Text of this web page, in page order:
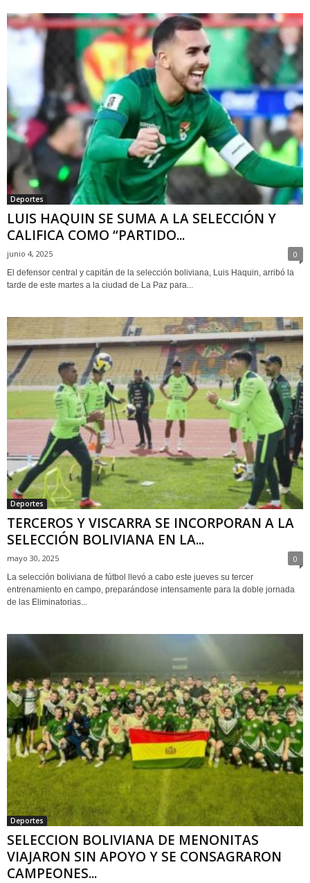
Deportes
LUIS HAQUIN SE SUMA A LA SELECCIÓN Y
CALIFICA COMO “PARTIDO...
junio 4, 2025 0
El defensor central y capitán de la selección boliviana, Luis Haquin, arribó la
tarde de este martes a la ciudad de La Paz para...
Deportes
TERCEROS Y VISCARRA SE INCORPORAN A LA
SELECCIÓN BOLIVIANA EN LA...
mayo 30, 2025 0
La selección boliviana de fútbol llevó a cabo este jueves su tercer
entrenamiento en campo, preparándose intensamente para la doble jornada
de las Eliminatorias...
Deportes
SELECCION BOLIVIANA DE MENONITAS
VIAJARON SIN APOYO Y SE CONSAGRARON
CAMPEONES...